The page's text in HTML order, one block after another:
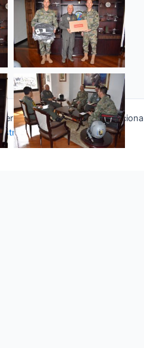
Aérea Ecuatoriana | Funciona
para WordPress